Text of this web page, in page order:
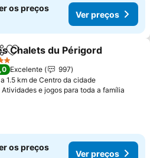
os preços
Ver preços
Adicionar aos favoritos
Chalets du Périgord
Excelente
997
a 1.5 km de Centro da cidade
Atividades e jogos para toda a família
os preços
Ver preços